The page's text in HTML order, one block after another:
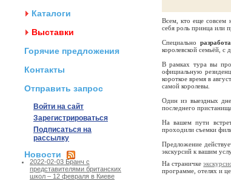
Каталоги
Выставки
Горячие предложения
Контакты
Отправить запрос
Войти на сайт
Зарегистрироваться
Подписаться на
рассылку
Новости
2022-02-03 Бранч с
представителями британских
школ – 12 февраля в Киеве
Всем, кто еще совсем
себя роль принца или
Специально
королевской семьёй,
В рамках тура вы
официальную
короткое время в
самой королевы.
Один из выездных
последнего пристанища.
На вашем пути
проходили съемки
Предложение
экскурсий к вашим
На страничке
программе, отелях и